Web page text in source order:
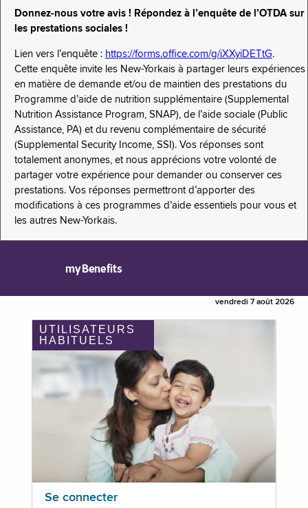
Donnez-nous votre avis ! Répondez à l’enquête de l’OTDA sur
les prestations sociales !
Lien vers l’enquête : https://forms.office.com/g/iXXyiDETtG.
Cette enquête invite les New-Yorkais à partager leurs expériences
en matière de demande et/ou de maintien des prestations du
Programme d’aide de nutrition supplémentaire (Supplemental
Nutrition Assistance Program, SNAP), de l’aide sociale (Public
Assistance, PA) et du revenu complémentaire de sécurité
(Supplemental Security Income, SSI). Vos réponses sont
totalement anonymes, et nous apprécions votre volonté de
partager votre expérience pour demander ou conserver ces
prestations. Vos réponses permettront d’apporter des
modifications à ces programmes d’aide essentiels pour vous et
les autres New-Yorkais.
myBenefits
vendredi 7 août 2026
UTILISATEURS
HABITUELS
Se connecter